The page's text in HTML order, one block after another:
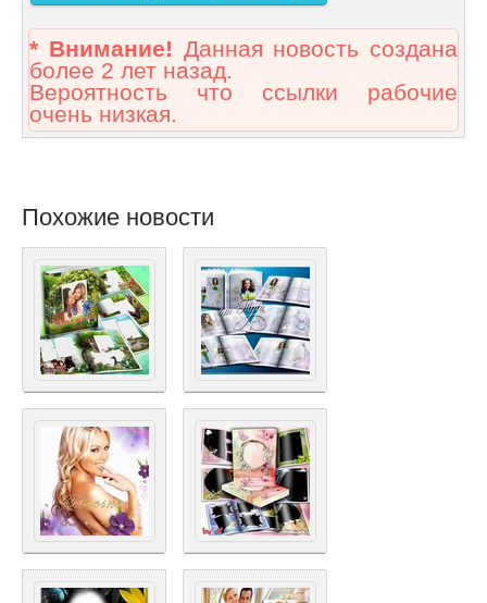
* Внимание! Данная новость создана
более 2 лет назад.
Вероятность что ссылки рабочие
очень низкая.
Похожие новости